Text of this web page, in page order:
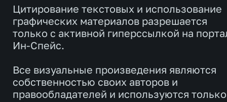
Цитирование текстовых и использование
графических материалов разрешается
только с активной гиперссылкой на
Ин-Спейс.
Все визуальные произведения являются
собственностью своих авторов и
правообладателей и используются